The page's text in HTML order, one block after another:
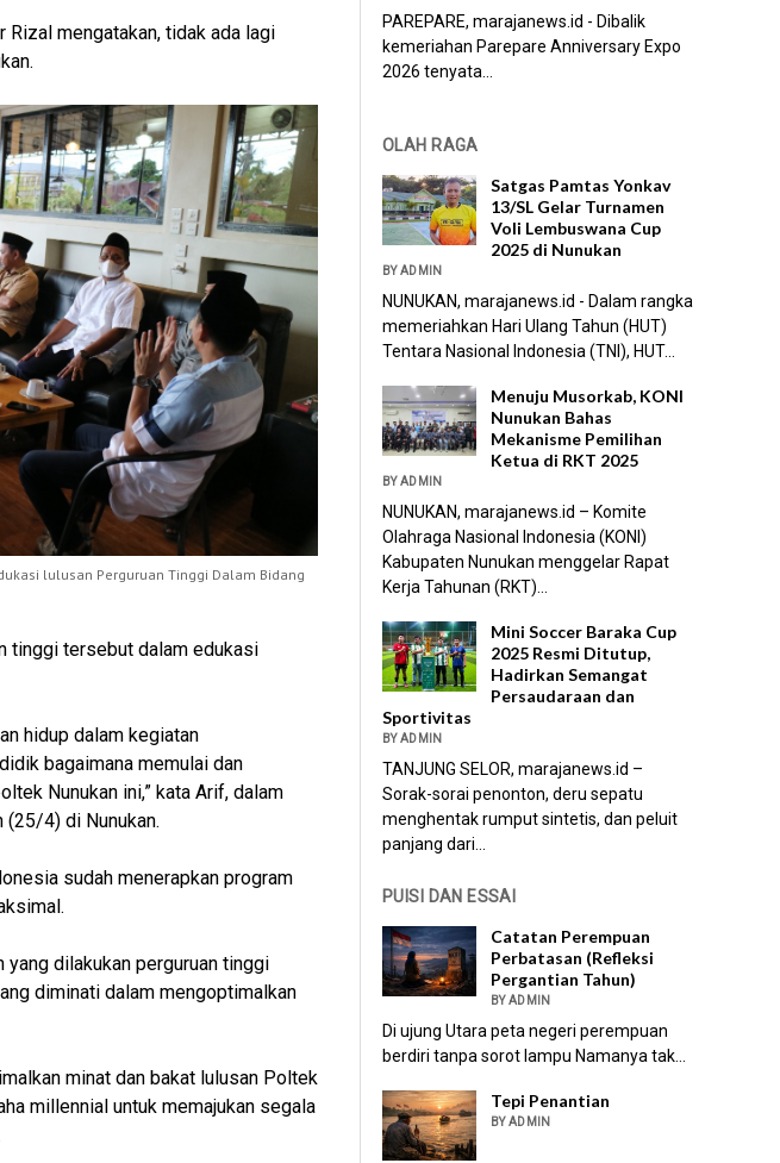
Rizal mengatakan, tidak ada lagi
lulusan Perguruan Tinggi Dalam Bidang
tinggi tersebut dalam edukasi
hidup dalam kegiatan
bagaimana memulai dan
Nunukan ini,” kata Arif, dalam
4) di Nunukan.
sudah menerapkan program
yang dilakukan perguruan tinggi
diminati dalam mengoptimalkan
minat dan bakat lulusan Poltek
millennial untuk memajukan segala
PAREPARE, marajanews.id - Dibalik
kemeriahan Parepare Anniversary Expo
2026 tenyata...
OLAH RAGA
Satgas Pamtas Yonkav
13/SL Gelar Turnamen
Voli Lembuswana Cup
2025 di Nunukan
BY ADMIN
NUNUKAN, marajanews.id - Dalam rangka
memeriahkan Hari Ulang Tahun (HUT)
Tentara Nasional Indonesia (TNI), HUT...
Menuju Musorkab, KONI
Nunukan Bahas
Mekanisme Pemilihan
Ketua di RKT 2025
BY ADMIN
NUNUKAN, marajanews.id – Komite
Olahraga Nasional Indonesia (KONI)
Kabupaten Nunukan menggelar Rapat
Kerja Tahunan (RKT)...
Mini Soccer Baraka Cup
2025 Resmi Ditutup,
Hadirkan Semangat
Persaudaraan dan
Sportivitas
BY ADMIN
TANJUNG SELOR, marajanews.id –
Sorak-sorai penonton, deru sepatu
menghentak rumput sintetis, dan peluit
panjang dari...
PUISI DAN ESSAI
Catatan Perempuan
Perbatasan (Refleksi
Pergantian Tahun)
BY ADMIN
Di ujung Utara peta negeri perempuan
berdiri tanpa sorot lampu Namanya tak...
Tepi Penantian
BY ADMIN